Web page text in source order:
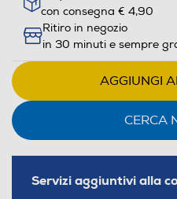
con consegna € 4,90
Ritiro in negozio
in 30 minuti e sempre
AGGIUNGI
CERCA
Servizi aggiuntivi alla